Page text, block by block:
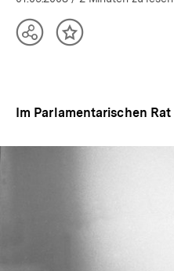
TeilenInhalt
Im Parlamentarischen Rat